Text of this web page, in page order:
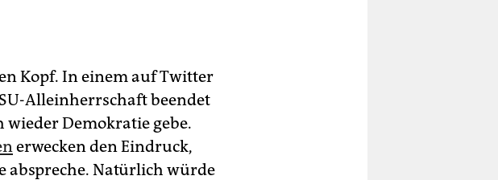
Kopf. In einem auf Twitter
Alleinherrschaft beendet
wieder Demokratie gebe.
erwecken den Eindruck,
abspreche. Natürlich würde